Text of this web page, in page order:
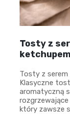
Tosty z
Tosty z serem
Klasyczne
aromatyczną
który zawsze